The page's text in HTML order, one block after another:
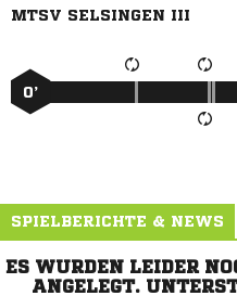
MTSV SELSINGEN III
0’
SPIELBERICHTE & NEWS
ES WURDEN LEIDER
ANGELEGT.